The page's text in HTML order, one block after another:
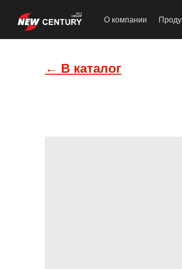
О компании
← В каталог